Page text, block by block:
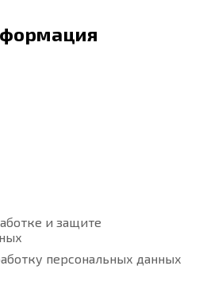
и защите
персональных данных